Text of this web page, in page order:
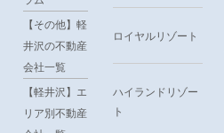
【その他】軽
井沢の不動産
会社一覧
【軽井沢】エ
リア別不動産
ロイヤルリゾート
ハイランドリゾー
ト